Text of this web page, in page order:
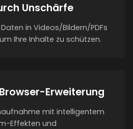
Unschärfe
in Videos/Bildern/PDFs
Ihre Inhalte zu schützen.
Erweiterung
mit intelligentem
Effekten und